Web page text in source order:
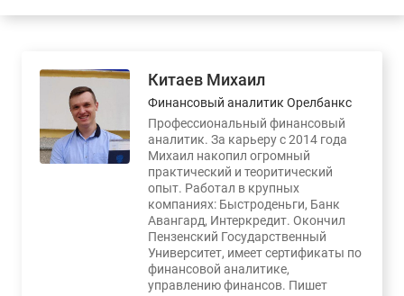
Китаев Михаил
Финансовый аналитик Орелбанкс
Профессиональный финансовый
аналитик. За карьеру с 2014 года
Михаил накопил огромный
практический и теоритический
опыт. Работал в крупных
компаниях: Быстроденьги, Банк
Авангард, Интеркредит. Окончил
Пензенский Государственный
Университет, имеет сертификаты по
финансовой аналитике,
управлению финансов. Пишет